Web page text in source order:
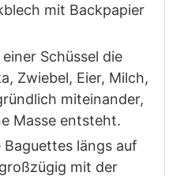
mit Backpapier
Schüssel die
Zwiebel, Eier, Milch,
miteinander,
Masse entsteht.
Baguettes längs auf
mit der